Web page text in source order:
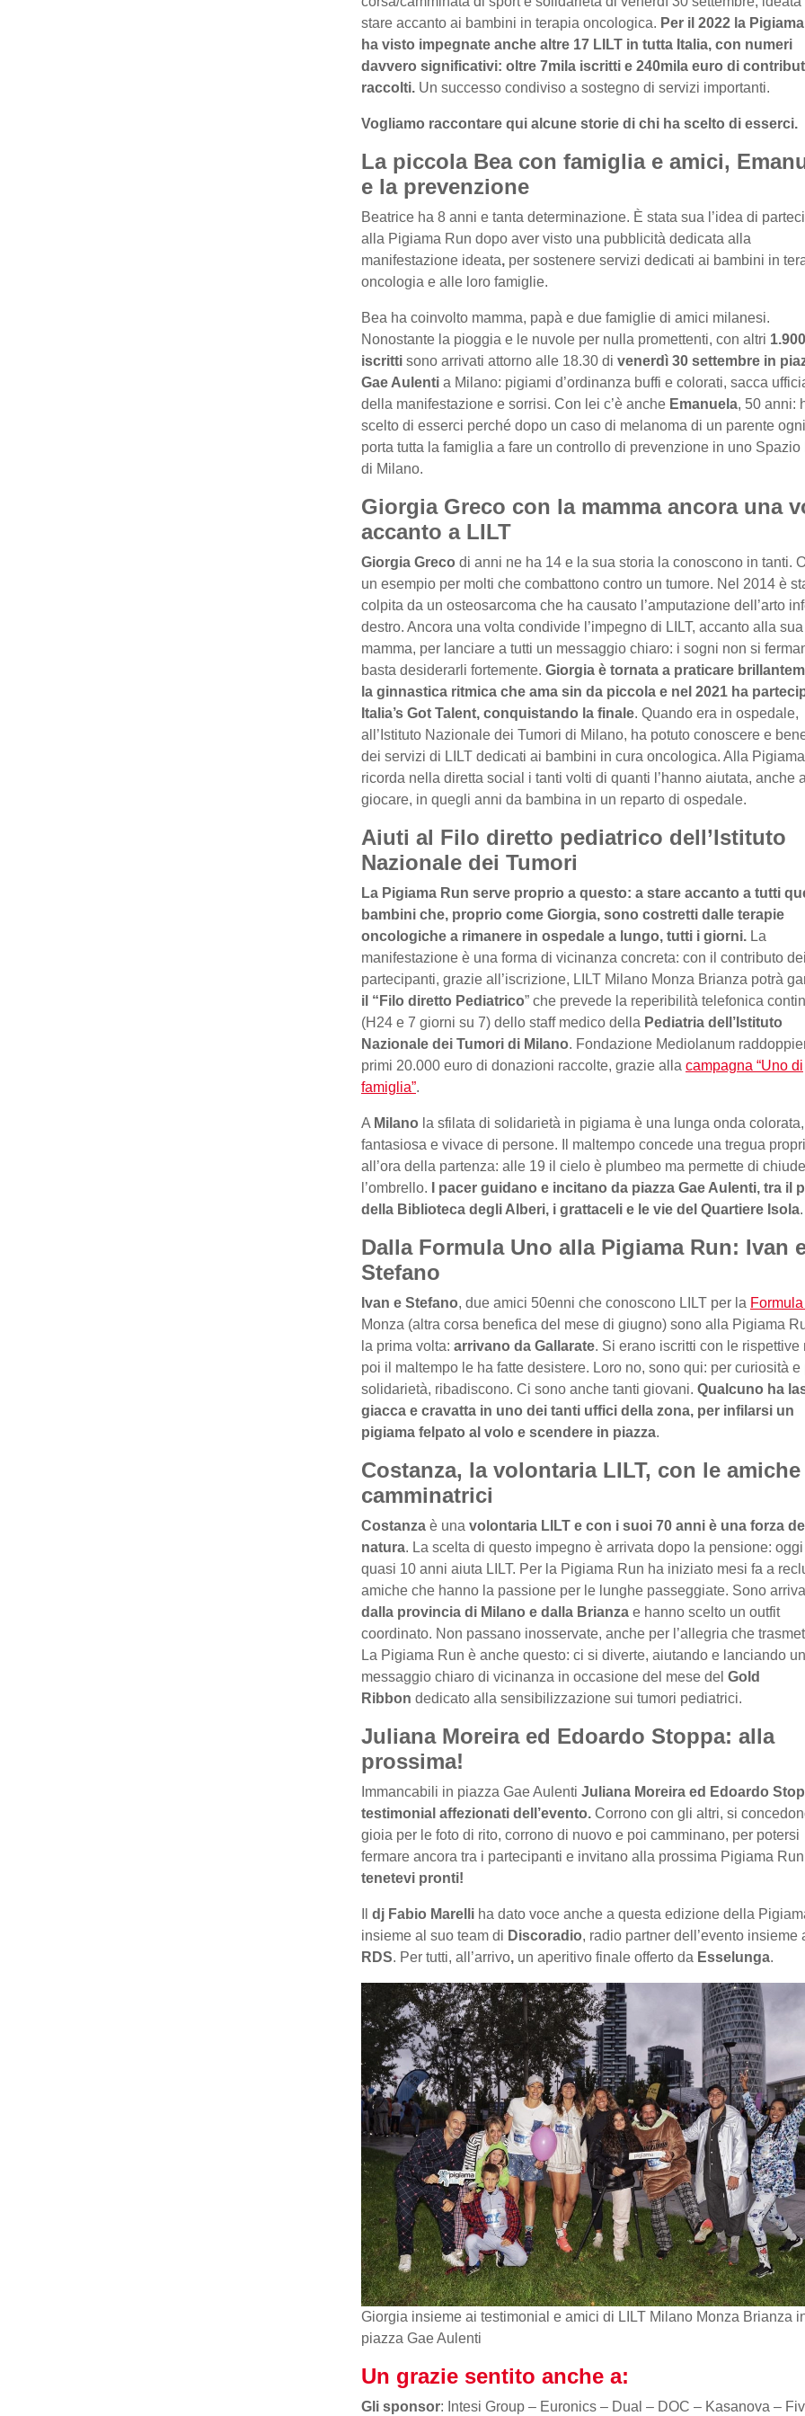
stare accanto ai bambini in terapia oncologica. Per il 2022 la
ha visto impegnate anche altre 17 LILT in tutta Italia, con numeri
davvero significativi: oltre 7mila iscritti e 240mila euro di
raccolti. Un successo condiviso a sostegno di servizi importanti.
Vogliamo raccontare qui alcune storie di chi ha scelto di esserci.
La piccola Bea con famiglia e amici,
e la prevenzione
Beatrice ha 8 anni e tanta determinazione. È stata sua l’idea di
alla Pigiama Run dopo aver visto una pubblicità dedicata alla
manifestazione ideata, per sostenere servizi dedicati ai bambini in
oncologia e alle loro famiglie.
Bea ha coinvolto mamma, papà e due famiglie di amici milanesi.
Nonostante la pioggia e le nuvole per nulla promettenti, con altri 1.900
iscritti sono arrivati attorno alle 18.30 di venerdì 30 settembre in
Gae Aulenti a Milano: pigiami d’ordinanza buffi e colorati, sacca
della manifestazione e sorrisi. Con lei c’è anche Emanuela, 50 anni:
scelto di esserci perché dopo un caso di melanoma di un parente
porta tutta la famiglia a fare un controllo di prevenzione in uno Spazio
di Milano.
Giorgia Greco con la mamma ancora una
accanto a LILT
Giorgia Greco di anni ne ha 14 e la sua storia la conoscono in tanti.
un esempio per molti che combattono contro un tumore. Nel 2014 è
colpita da un osteosarcoma che ha causato l’amputazione dell’arto
destro. Ancora una volta condivide l’impegno di LILT, accanto alla sua
mamma, per lanciare a tutti un messaggio chiaro: i sogni non si
basta desiderarli fortemente. Giorgia è tornata a praticare
la ginnastica ritmica che ama sin da piccola e nel 2021 ha
Italia’s Got Talent, conquistando la finale. Quando era in ospedale,
all’Istituto Nazionale dei Tumori di Milano, ha potuto conoscere e
dei servizi di LILT dedicati ai bambini in cura oncologica. Alla
ricorda nella diretta social i tanti volti di quanti l’hanno aiutata, anche a
giocare, in quegli anni da bambina in un reparto di ospedale.
Aiuti al Filo diretto pediatrico dell’Istituto
Nazionale dei Tumori
La Pigiama Run serve proprio a questo: a stare accanto a tutti
bambini che, proprio come Giorgia, sono costretti dalle terapie
oncologiche a rimanere in ospedale a lungo, tutti i giorni. La
manifestazione è una forma di vicinanza concreta: con il contributo dei
partecipanti, grazie all’iscrizione, LILT Milano Monza Brianza potrà
il “Filo diretto Pediatrico” che prevede la reperibilità telefonica
(H24 e 7 giorni su 7) dello staff medico della Pediatria dell’Istituto
Nazionale dei Tumori di Milano. Fondazione Mediolanum
primi 20.000 euro di donazioni raccolte, grazie alla campagna “Uno di
famiglia”.
A Milano la sfilata di solidarietà in pigiama è una lunga onda colorata,
fantasiosa e vivace di persone. Il maltempo concede una tregua
all’ora della partenza: alle 19 il cielo è plumbeo ma permette di
l’ombrello.
I pacer guidano e incitano da piazza Gae Aulenti, tra il
della Biblioteca degli Alberi, i grattaceli e le vie del Quartiere Isola.
Dalla Formula Uno alla Pigiama Run: Ivan
Stefano
Ivan e Stefano, due amici 50enni che conoscono LILT per la
Monza (altra corsa benefica del mese di giugno) sono alla Pigiama
la prima volta: arrivano da Gallarate. Si erano iscritti con le rispettive
poi il maltempo le ha fatte desistere. Loro no, sono qui: per curiosità e
solidarietà, ribadiscono. Ci sono anche tanti giovani. Qualcuno ha
giacca e cravatta in uno dei tanti uffici della zona, per infilarsi un
pigiama felpato al volo e scendere in piazza.
Costanza, la volontaria LILT, con le amiche
camminatrici
Costanza è una volontaria LILT e con i suoi 70 anni è una forza
natura. La scelta di questo impegno è arrivata dopo la pensione: oggi
quasi 10 anni aiuta LILT. Per la Pigiama Run ha iniziato mesi fa a
amiche che hanno la passione per le lunghe passeggiate. Sono
dalla provincia di Milano e dalla Brianza e hanno scelto un outfit
coordinato. Non passano inosservate, anche per l’allegria che
La Pigiama Run è anche questo: ci si diverte, aiutando e lanciando un
messaggio chiaro di vicinanza in occasione del mese del Gold
Ribbon dedicato alla sensibilizzazione sui tumori pediatrici.
Juliana Moreira ed Edoardo Stoppa: alla
prossima!
Immancabili in piazza Gae Aulenti Juliana Moreira ed Edoardo
testimonial affezionati dell’evento. Corrono con gli altri, si
gioia per le foto di rito, corrono di nuovo e poi camminano, per potersi
fermare ancora tra i partecipanti e invitano alla prossima Pigiama
tenetevi pronti!
dj Fabio Marelli ha dato voce anche a questa edizione della
insieme al suo team di Discoradio, radio partner dell’evento insieme
RDS. Per tutti, all’arrivo, un aperitivo finale offerto da Esselunga.
Giorgia insieme ai testimonial e amici di LILT Milano Monza Brianza
piazza Gae Aulenti
Un grazie sentito anche a:
Gli sponsor: Intesi Group – Euronics – Dual – DOC – Kasanova –